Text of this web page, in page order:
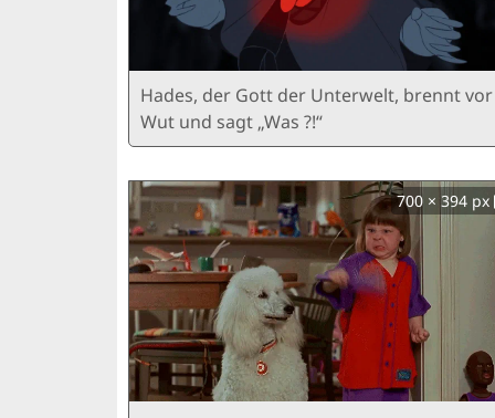
Hades, der Gott der Unterwelt, brennt vor
Wut und sagt „Was ?!“
700 × 394 px